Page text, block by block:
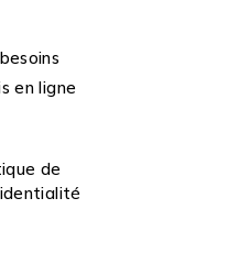
en ligne
de